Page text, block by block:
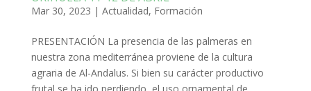
Mar 30, 2023 | Actualidad, Formación
PRESENTACIÓN La presencia de las palmeras en
nuestra zona mediterránea proviene de la cultura
agraria de Al-Andalus. Si bien su carácter productivo